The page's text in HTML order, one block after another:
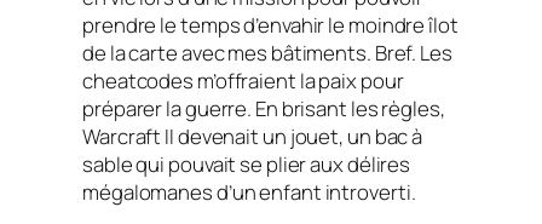
prendre le temps d’envahir le moindre îlot
de la carte avec mes bâtiments. Bref. Les
cheatcodes m’offraient la paix pour
préparer la guerre. En brisant les règles,
Warcraft IIdevenait un jouet, un bac à
sable qui pouvait se plier aux délires
mégalomanes d’un enfant introverti.